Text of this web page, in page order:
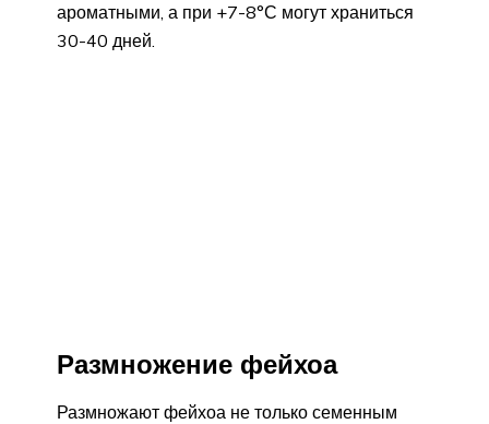
ароматными, а при +7-8°С могут храниться
30-40 дней.
Размножение фейхоа
Размножают фейхоа не только семенным